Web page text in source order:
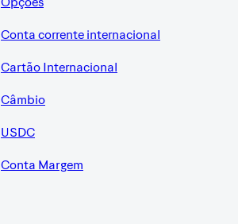
Conta corrente internacional
Cartão Internacional
Câmbio
USDC
Conta Margem